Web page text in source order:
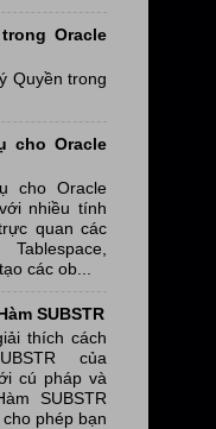
Oracle
Quyền trong
cho Oracle
cho Oracle
nhiều tính
quan các
các ob...
SUBSTR
thích cách
của
cú pháp và
SUBSTR
phép bạn